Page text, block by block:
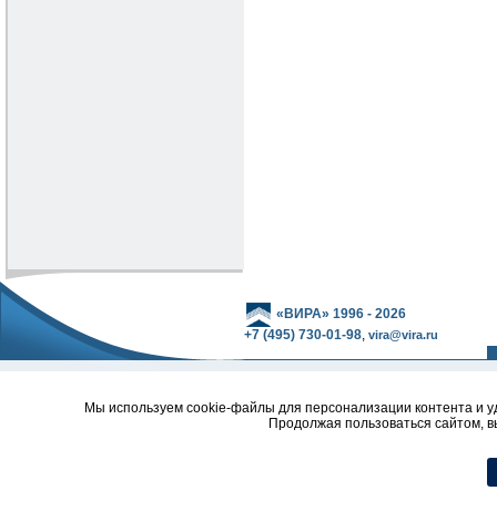
«ВИРА» 1996 - 2026
+7 (495) 730-01-98, vira@vira.ru
Мы используем cookie-файлы для персонализации контента и
Продолжая пользоваться сайтом,